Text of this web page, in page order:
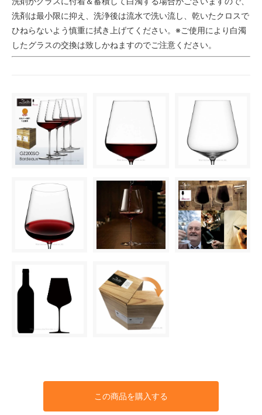
洗剤は最小限に抑え、洗浄後は流水で洗い流し、乾いたクロスで
ひねらないよう慎重に拭き上げてください。※ご使用により白濁
したグラスの交換は致しかねますのでご注意ください。
この商品を購入する